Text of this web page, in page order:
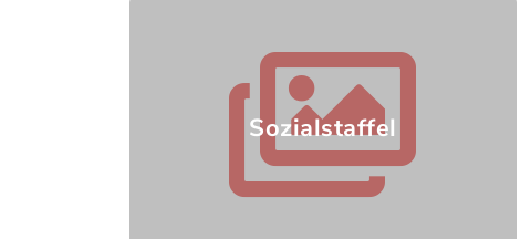
Sozialstaffel